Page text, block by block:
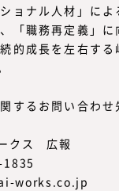
ョナル人材」に
「職務再定義」に
的成長を左右する
するお問い合わせ
クス 広報
works.co.jp